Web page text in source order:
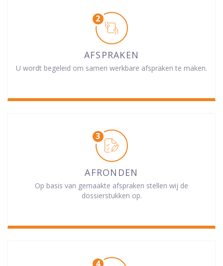
AFSPRAKEN
U wordt begeleid om samen werkbare afspraken te maken.
AFRONDEN
Op basis van gemaakte afspraken stellen wij de
dossierstukken op.